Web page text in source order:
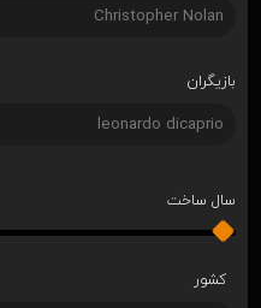
بازیگران
سال ساخت
کشور